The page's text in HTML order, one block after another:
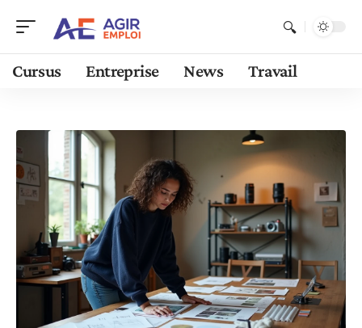
Cursus Entreprise News Travail